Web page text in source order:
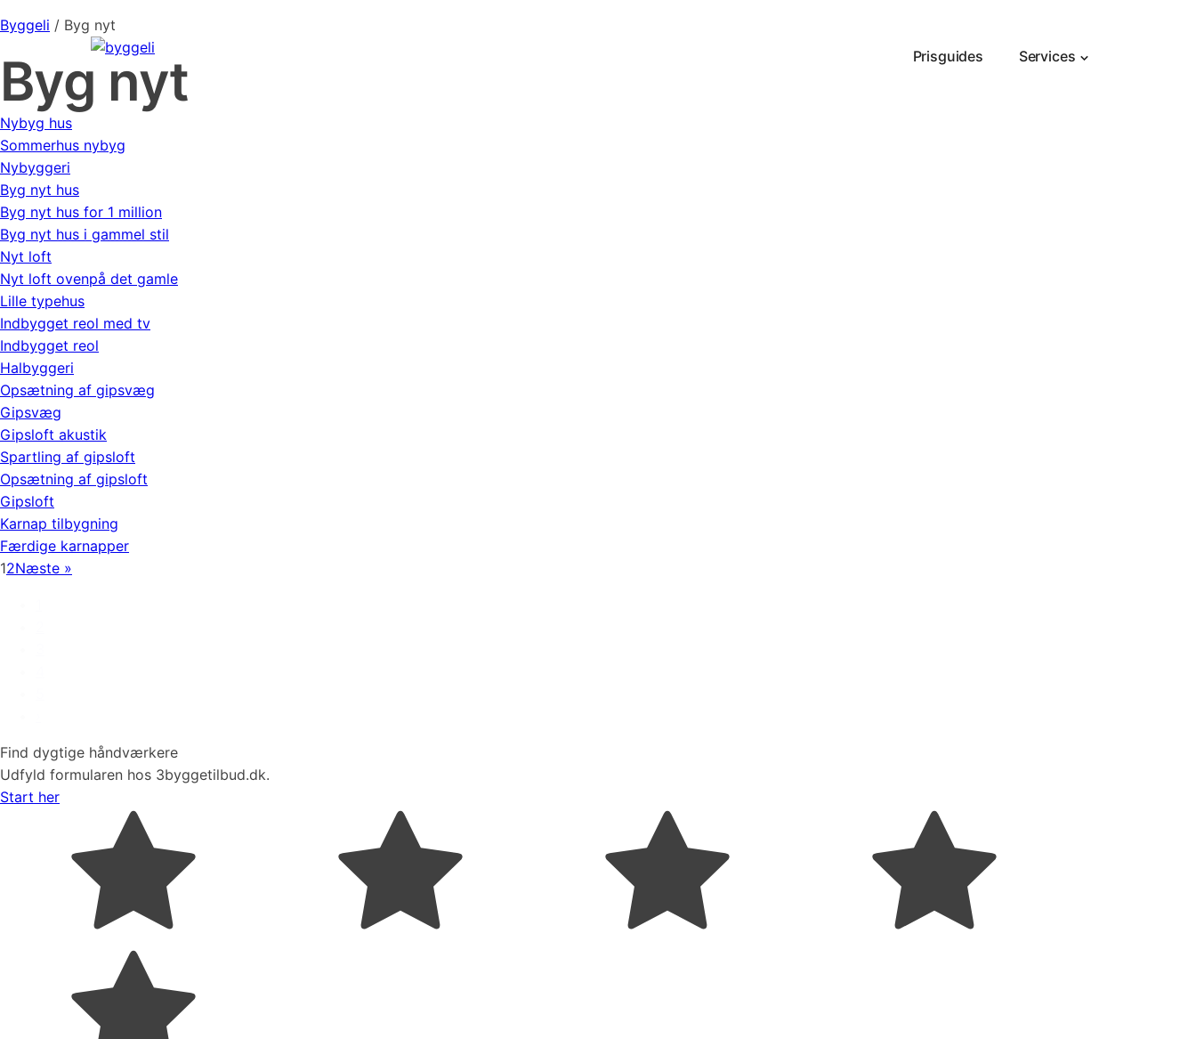
Prisguides Services
Byggeli / Byg nyt
Byg nyt
Nybyg hus
Sommerhus nybyg
Nybyggeri
Byg nyt hus
Byg nyt hus for 1 million
Byg nyt hus i gammel stil
Nyt loft
Nyt loft ovenpå det gamle
Lille typehus
Indbygget reol med tv
Indbygget reol
Halbyggeri
Opsætning af gipsvæg
Gipsvæg
Gipsloft akustik
Spartling af gipsloft
Opsætning af gipsloft
Gipsloft
Karnap tilbygning
Færdige karnapper
12Næste »
Find dygtige håndværkere
Udfyld formularen hos 3byggetilbud.dk.
Start her